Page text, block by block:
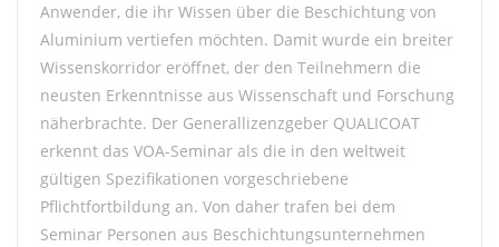
Anwender, die ihr Wissen über die Beschichtung von
Aluminium vertiefen möchten. Damit wurde ein breiter
Wissenskorridor eröffnet, der den Teilnehmern die
neusten Erkenntnisse aus Wissenschaft und Forschung
näherbrachte. Der Generallizenzgeber QUALICOAT
erkennt das VOA-Seminar als die in den weltweit
gültigen Spezifikationen vorgeschriebene
Pflichtfortbildung an. Von daher trafen bei dem
Seminar Personen aus Beschichtungsunternehmen